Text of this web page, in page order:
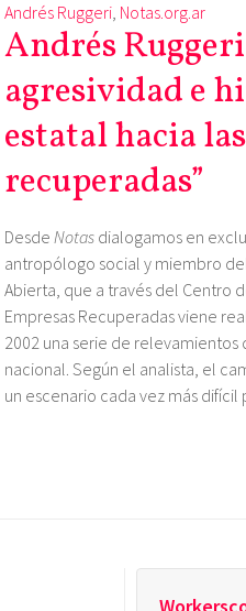
Andrés Ruggeri, Notas.org.ar
Andrés
agresividad e
estatal hacia
recuperadas”
Desde Notas dialogamos en
antropólogo social y miembro
Abierta, que a través del Centro
Empresas Recuperadas viene
2002 una serie de relevamientos
nacional. Según el analista, el
un escenario cada vez más